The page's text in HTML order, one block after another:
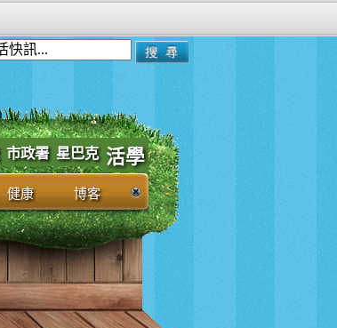
市政署 星巴克 活學
健康 博客